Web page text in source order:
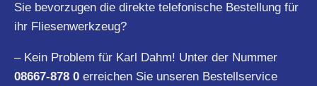
Sie bevorzugen die direkte telefonische Bestellung für
ihr Fliesenwerkzeug?
– Kein Problem für Karl Dahm! Unter der Nummer
08667-878 0 erreichen Sie unseren Bestellservice